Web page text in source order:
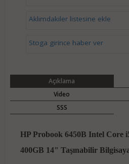
Aklımdakiler listesine ekle
Stoga girince haber ver
Açıklama
Video
SSS
HP Probook 6450B Intel Core
400GB 14" Taşınabilir